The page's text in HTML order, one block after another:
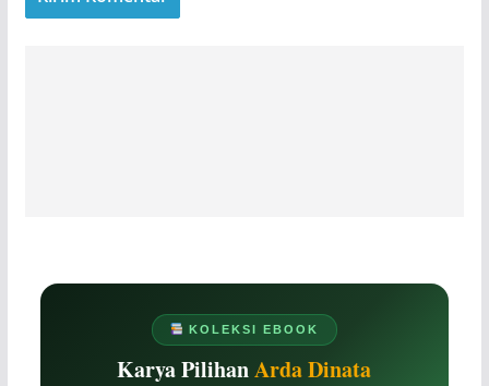
KOLEKSI EBOOK
Karya PilihanArda Dinata